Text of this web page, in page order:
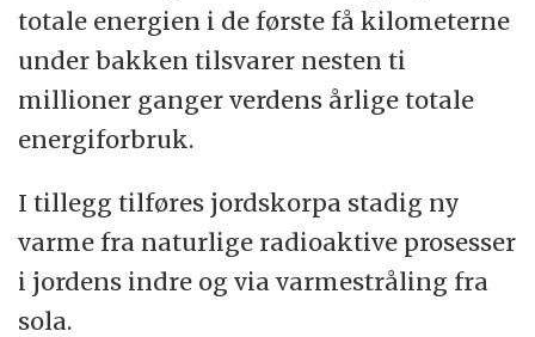
totale energien i de første få kilometerne
under bakken tilsvarer nesten ti
millioner ganger verdens årlige totale
energiforbruk.
I tillegg tilføres jordskorpa stadig ny
varme fra naturlige radioaktive prosesser
i jordens indre og via varmestråling fra
sola.